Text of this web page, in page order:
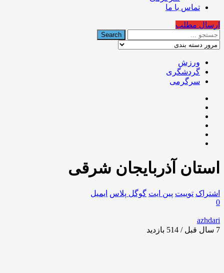
تماس با ما
ارسال مطلب
ورزش
گردشگری
سرگرمی
استان آذربایجان شرقی
اشتراک توییت پین ایت گوگل‌ پلاس ایمیل
0
azhdari
7 سال قبل / 514
بازدید